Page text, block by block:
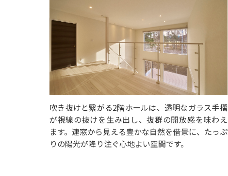
吹き抜けと繋がる2階ホールは、透明なガラス手摺
が視線の抜けを生み出し、抜群の開放感を味わえ
ます。連窓から見える豊かな自然を借景に、たっぷ
りの陽光が降り注ぐ心地よい空間です。